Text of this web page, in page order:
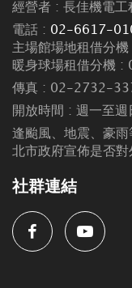
經營者 : 長佳機電工
電話 : 02-6617-
主場館場地租借分
暖身球場租借分機
傳真 : 02-2732-
開放時間 : 週一至
逢颱風、地震、豪
北市政府宣佈是否對
社群連結
FacebookYoutube